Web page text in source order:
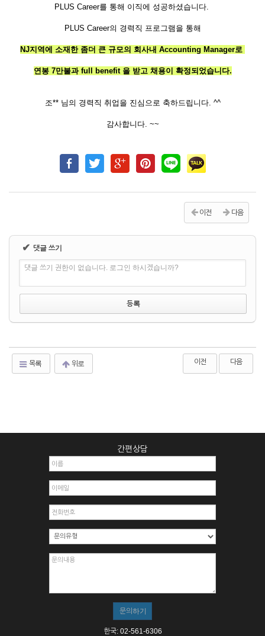
PLUS Career를 통해 이직에 성공하셨습니다.
PLUS Career의 경력직 프로그램을 통해
NJ지역에 소재한 좀더 큰 규모의 회사내 Accounting Manager로
연봉 7만불과 full benefit 을 받고 채용이 확정되었습니다.
조** 님의 경력직 취업을 진심으로 축하드립니다. ^^
감사합니다. ~~
이전 다음
✔ 댓글 쓰기
댓글 쓰기 권한이 없습니다. 로그인 하시겠습니까?
목록 위로 이전 다음
간편상담
한국: 02-561-6306